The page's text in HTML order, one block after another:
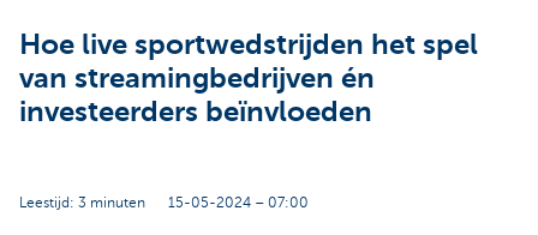
Hoe live sportwedstrijden het spel
van streamingbedrijven én
investeerders beïnvloeden
Leestijd: 3 minuten 15-05-2024 – 07:00